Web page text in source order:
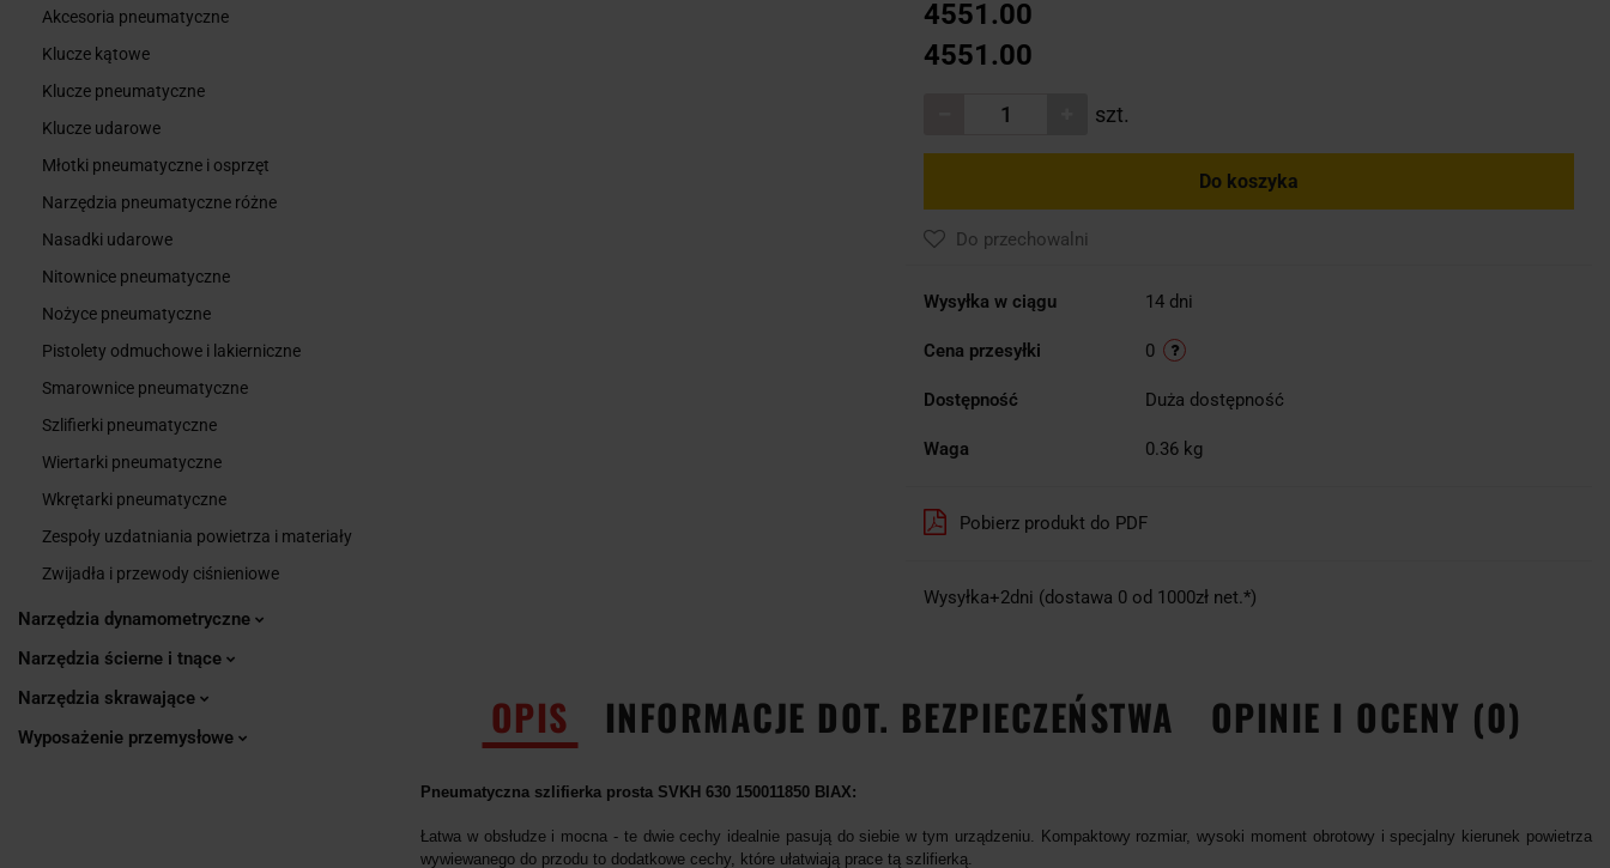
Akcesoria pneumatyczne
Klucze kątowe
Klucze pneumatyczne
Klucze udarowe
Młotki pneumatyczne i osprzęt
Narzędzia pneumatyczne różne
Nasadki udarowe
Nitownice pneumatyczne
Nożyce pneumatyczne
Pistolety odmuchowe i lakierniczne
Smarownice pneumatyczne
Szlifierki pneumatyczne
Wiertarki pneumatyczne
Wkrętarki pneumatyczne
Zespoły uzdatniania powietrza i materiały
Zwijadła i przewody ciśnieniowe
Narzędzia dynamometryczne
Narzędzia ścierne i tnące
Narzędzia skrawające
Wyposażenie przemysłowe
4551.00
4551.00
szt.
Do koszyka
Do przechowalni
Wysyłka w ciągu 14 dni
Cena przesyłki 0
Dostępność Duża dostępność
Waga 0.36 kg
Pobierz produkt do PDF
Wysyłka+2dni (dostawa 0 od 1000zł net.*)
OPIS INFORMACJE DOT. BEZPIECZEŃSTWA OPINIE I OCENY (0)
Pneumatyczna szlifierka prosta SVKH 630 150011850 BIAX:
Łatwa w obsłudze i mocna - te dwie cechy idealnie pasują do siebie w tym urządzeniu. Kompaktowy rozmiar, wysoki moment obrotowy i specjalny kierunek powietrza
wywiewanego do przodu to dodatkowe cechy, które ułatwiają prace tą szlifierką.